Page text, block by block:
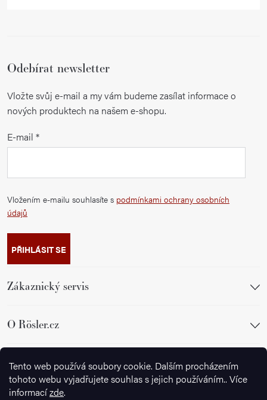
Tento web používá soubory cookie. Dalším procházením
tohoto webu vyjadřujete souhlas s jejich používáním.. Více
informacízde.
Odebírat newsletter
Vložte svůj e-mail a my vám budeme zasílat informace o
nových produktech na našem e-shopu.
E-mail
Vložením e-mailu souhlasíte s podmínkami ochrany osobních
údajů
PŘIHLÁSIT SE
Zákaznický servis
O Rösler.cz
Sledujte nás